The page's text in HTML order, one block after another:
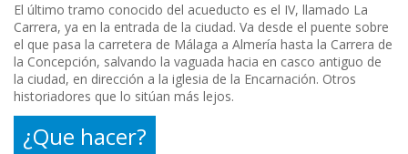
El último tramo conocido del acueducto es el IV, llamado La
Carrera, ya en la entrada de la ciudad. Va desde el puente sobre
el que pasa la carretera de Málaga a Almería hasta la Carrera de
la Concepción, salvando la vaguada hacia en casco antiguo de
la ciudad, en dirección a la iglesia de la Encarnación. Otros
historiadores que lo sitúan más lejos.
¿Que hacer?